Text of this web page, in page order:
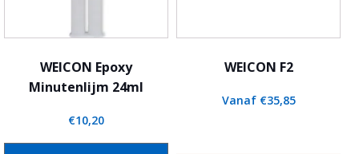
WEICON Epoxy
Minutenlijm 24ml
€10,20
WEICON F2
Vanaf €35,85
gekozen